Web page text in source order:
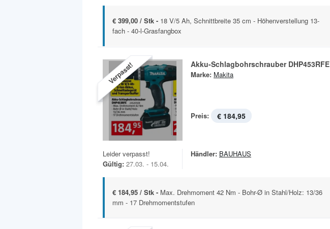
€ 399,00 / Stk - 18 V/5 Ah, Schnittbreite 35 cm - Höhenverstellung 13-
fach - 40-l-Grasfangbox
Verpasst! Akku-Schlagbohrschrauber DHP453RFE
Marke: Makita
Preis: € 184,95
Leider verpasst!
Gültig: 27.03. - 15.04.
Händler: BAUHAUS
€ 184,95 / Stk - Max. Drehmoment 42 Nm - Bohr-Ø in Stahl/Holz: 13/36
mm - 17 Drehmomentstufen